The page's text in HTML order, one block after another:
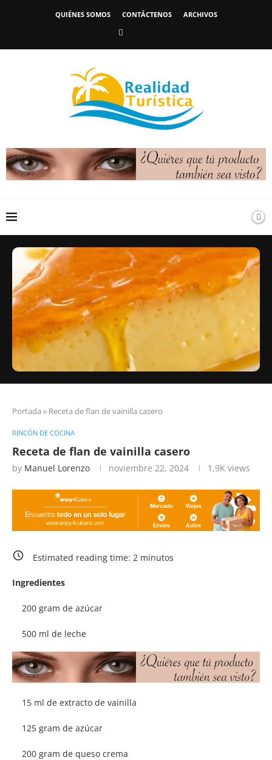
QUIÉNES SOMOS CONTÁCTENOS ARCHIVOS
Portada » Receta de flan de vainilla casero
RINCÓN DE COCINA
Receta de flan de vainilla casero
by Manuel Lorenzo noviembre 22, 2024 1,9K views
Estimated reading time: 2 minutos
Ingredientes
200 gram de azúcar
500 ml de leche
15 ml de extracto de vainilla
125 gram de azúcar
200 gram de queso crema